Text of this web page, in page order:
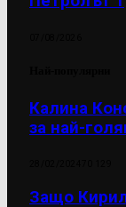
Калина
за най-
Защо